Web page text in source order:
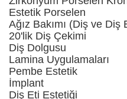
Estetik Porselen
Ağız Bakımı (Diş ve Diş
20'lik Diş Çekimi
Diş Dolgusu
Lamina Uygulamaları
Pembe Estetik
İmplant
Diş Eti Estetiği